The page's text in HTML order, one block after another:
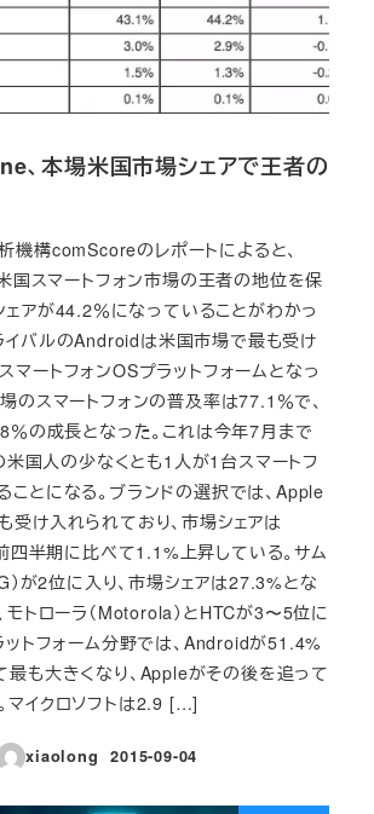
、本場米国市場シェアで王者の
機構comScoreのレポートによると、
国スマートフォン市場の王者の地位を保
ェアが44.2％になっていることがわかっ
イバルのAndroidは米国市場で最も受け
マートフォンOSプラットフォームとなっ
のスマートフォンの普及率は77.1％で、
の成長となった。これは今年7月まで
国人の少なくとも1人が1台スマートフ
ことになる。ブランドの選択では、Apple
受け入れられており、市場シェアは
四半期に比べて1.1%上昇している。サム
）が2位に入り、市場シェアは27.3%とな
モトローラ（Motorola）とHTCが3〜5位に
ットフォーム分野では、Androidが51.4%
最も大きくなり、Appleがその後を追って
マイクロソフトは2.9 […]
xiaolong
投稿日
2015-09-04